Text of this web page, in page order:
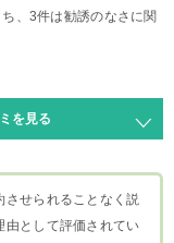
、3件は勧誘のなさに関
を見る
させられることなく説
由として評価されてい